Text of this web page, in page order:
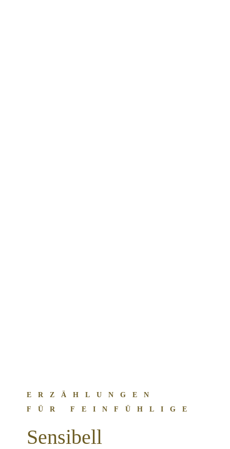
ERZÄHLUNGEN
FÜR FEINFÜHLIGE
Sensibell